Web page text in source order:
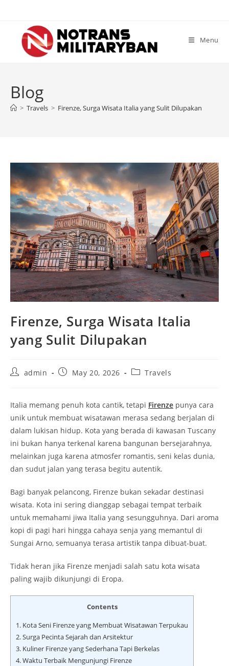
content
Menu
Blog
> Travels > Firenze, Surga Wisata Italia yang Sulit Dilupakan
Firenze, Surga Wisata Italia
yang Sulit Dilupakan
Postadmin
PostMay 20, 2026
PostTravels
Italia memang penuh kota cantik, tetapi Firenze punya cara
unik untuk membuat wisatawan merasa sedang berjalan di
dalam lukisan hidup. Kota yang berada di kawasan Tuscany
ini bukan hanya terkenal karena bangunan bersejarahnya,
melainkan juga karena atmosfer romantis, seni kelas dunia,
dan sudut jalan yang terasa begitu autentik.
Bagi banyak pelancong, Firenze bukan sekadar destinasi
wisata. Kota ini sering dianggap sebagai tempat terbaik
untuk memahami jiwa Italia yang sesungguhnya. Dari aroma
kopi di pagi hari hingga cahaya senja yang memantul di
Sungai Arno, semuanya terasa artistik tanpa dibuat-buat.
Tidak heran jika Firenze menjadi salah satu kota wisata
paling wajib dikunjungi di Eropa.
Contents
1. Kota Seni Firenze yang Membuat Wisatawan Terpukau
2.Surga Pecinta Sejarah dan Arsitektur
3. Kuliner Firenze yang Sederhana Tapi Berkelas
4.Waktu Terbaik Mengunjungi Firenze